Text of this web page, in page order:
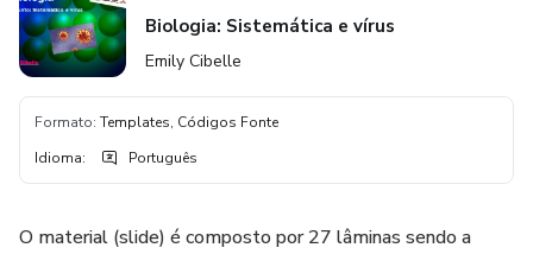
Biologia: Sistemática e vírus
Emily Cibelle
Formato: Templates, Códigos Fonte
Idioma: Português
O material (slide) é composto por 27 lâminas sendo a